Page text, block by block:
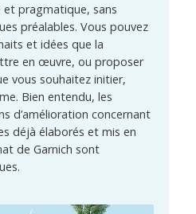
et pragmatique, sans
préalables. Vous pouvez
et idées que la
en œuvre, ou proposer
vous souhaitez initier,
Bien entendu, les
d’amélioration concernant
déjà élaborés et mis en
de Garnich sont